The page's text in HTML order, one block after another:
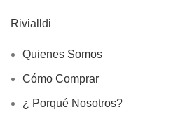
Rivialldi
Quienes Somos
Cómo Comprar
¿ Porqué Nosotros?